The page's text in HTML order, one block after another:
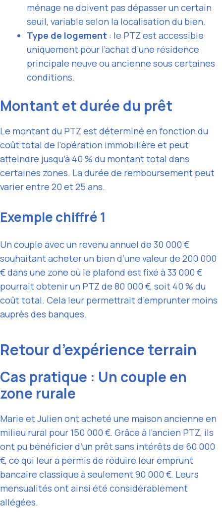
ménage ne doivent pas dépasser un certain
seuil, variable selon la localisation du bien.
Type de logement : le PTZ est accessible
uniquement pour l’achat d’une résidence
principale neuve ou ancienne sous certaines
conditions.
Montant et durée du prêt
Le montant du PTZ est déterminé en fonction du
coût total de l’opération immobilière et peut
atteindre jusqu’à 40 % du montant total dans
certaines zones. La durée de remboursement peut
varier entre 20 et 25 ans.
Exemple chiffré 1
Un couple avec un revenu annuel de 30 000 €
souhaitant acheter un bien d’une valeur de 200 000
€ dans une zone où le plafond est fixé à 33 000 €
pourrait obtenir un PTZ de 80 000 €, soit 40 % du
coût total. Cela leur permettrait d’emprunter moins
auprès des banques.
Retour d’expérience terrain
Cas pratique : Un couple en
zone rurale
Marie et Julien ont acheté une maison ancienne en
milieu rural pour 150 000 €. Grâce à l’ancien PTZ, ils
ont pu bénéficier d’un prêt sans intérêts de 60 000
€, ce qui leur a permis de réduire leur emprunt
bancaire classique à seulement 90 000 €. Leurs
mensualités ont ainsi été considérablement
allégées.